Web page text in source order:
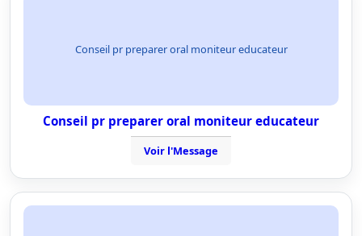
Conseil pr preparer oral moniteur educateur
Conseil pr preparer oral moniteur educateur
Voir l'Message